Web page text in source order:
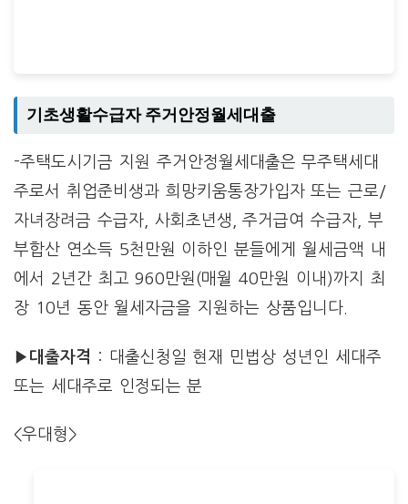
기초생활수급자 주거안정월세대출
-주택도시기금 지원 주거안정월세대출은 무주택세대
주로서 취업준비생과 희망키움통장가입자 또는 근로/
자녀장려금 수급자, 사회초년생, 주거급여 수급자, 부
부합산 연소득 5천만원 이하인 분들에게 월세금액 내
에서 2년간 최고 960만원(매월 40만원 이내)까지 최
장 10년 동안 월세자금을 지원하는 상품입니다.
▶대출자격
: 대출신청일 현재 민법상 성년인 세대주
또는 세대주로 인정되는 분
<우대형>